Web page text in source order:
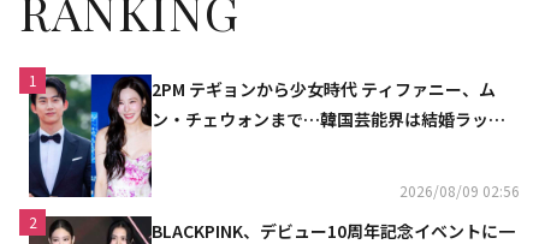
1
2PM テギョンから少女時代 ティファニー、ム
ン・チェウォンまで…韓国芸能界は結婚ラッシ
2026/08/09 02:56
2
BLACKPINK、デビュー10周年記念イベントに一